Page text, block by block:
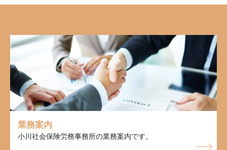
業務案内
小川社会保険労務事務所の業務案内です。